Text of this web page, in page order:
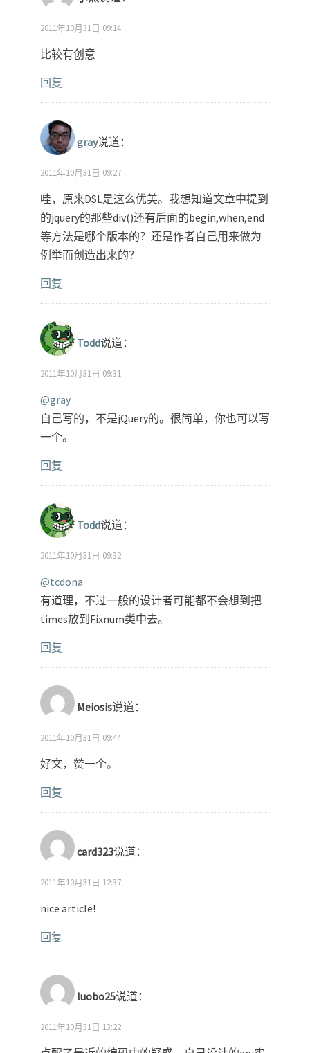
2011年10月31日 09:14
比较有创意
回复
gray说道：
2011年10月31日 09:27
哇，原来DSL是这么优美。我想知道文章中提到
的jquery的那些div()还有后面的begin,when,end
等方法是哪个版本的？还是作者自己用来做为
例举而创造出来的？
回复
Todd说道：
2011年10月31日 09:31
@gray
自己写的，不是jQuery的。很简单，你也可以写
一个。
回复
Todd说道：
2011年10月31日 09:32
@tcdona
有道理，不过一般的设计者可能都不会想到把
times放到Fixnum类中去。
回复
Meiosis说道：
2011年10月31日 09:44
好文，赞一个。
回复
card323说道：
2011年10月31日 12:37
nice article!
回复
luobo25说道：
2011年10月31日 13:22